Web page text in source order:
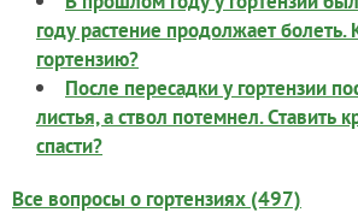
году растение продолжает болеть.
гортензию?
После пересадки у гортензии
листья, а ствол потемнел. Ставить
спасти?
Все вопросы о гортензиях (497)